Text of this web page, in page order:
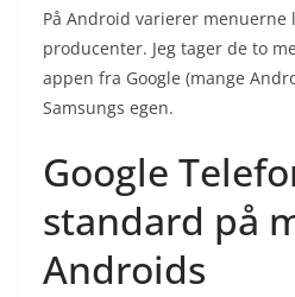
På Android varierer menuerne
producenter. Jeg tager de to
appen fra Google (mange
Samsungs egen.
Google
standard på
Androids